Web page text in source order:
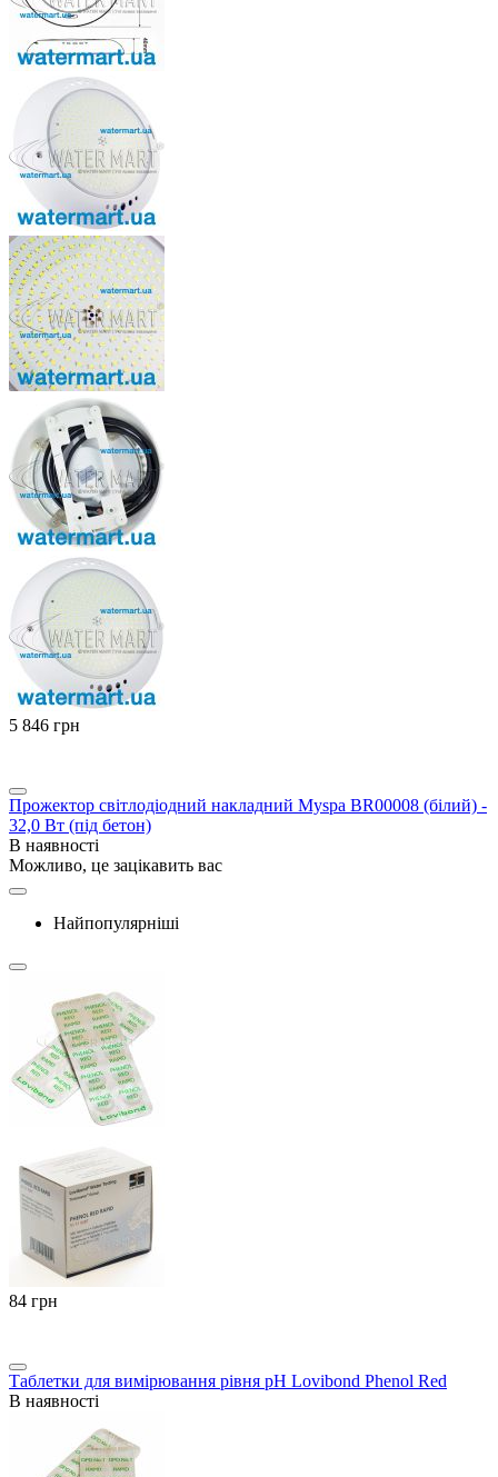
‍5 846‍ грн
Прожектор світлодіодний накладний Myspa BR00008 (білий) -
32,0 Вт (під бетон)
В наявності
Можливо, це зацікавить вас
Найпопулярніші
‍84‍ грн
Таблетки для вимірювання рівня pH Lovibond Phenol Red
В наявності